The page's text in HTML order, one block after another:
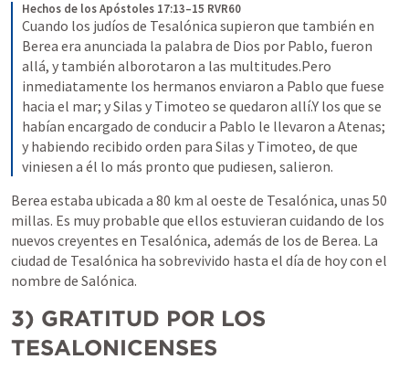
Hechos de los Apóstoles 17:13–15 RVR60
Cuando los judíos de Tesalónica supieron que también en
Berea era anunciada la palabra de Dios por Pablo, fueron
allá, y también alborotaron a las multitudes.Pero
inmediatamente los hermanos enviaron a Pablo que fuese
hacia el mar; y Silas y Timoteo se quedaron allí.Y los que se
habían encargado de conducir a Pablo le llevaron a Atenas;
y habiendo recibido orden para Silas y Timoteo, de que
viniesen a él lo más pronto que pudiesen, salieron.
Berea estaba ubicada a 80 km al oeste de Tesalónica, unas 50
millas. Es muy probable que ellos estuvieran cuidando de los
nuevos creyentes en Tesalónica, además de los de Berea. La
ciudad de Tesalónica ha sobrevivido hasta el día de hoy con el
nombre de Salónica.
3) GRATITUD POR LOS
TESALONICENSES